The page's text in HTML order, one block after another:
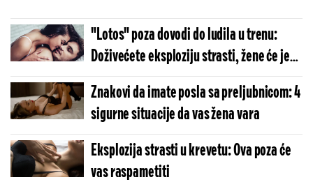
"Lotos" poza dovodi do ludila u trenu:
Doživećete eksploziju strasti, žene će je
obožavati
Znakovi da imate posla sa preljubnicom: 4
sigurne situacije da vas žena vara
Eksplozija strasti u krevetu: Ova poza će
vas raspametiti